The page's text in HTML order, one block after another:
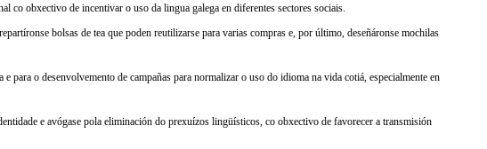
obxectivo de incentivar o uso da lingua galega en diferentes sectores sociais.
bolsas de tea que poden reutilizarse para varias compras e, por último, deseñáronse mochilas
o desenvolvemento de campañas para normalizar o uso do idioma na vida cotiá, especialmente en
e avógase pola eliminación do prexuízos lingüísticos, co obxectivo de favorecer a transmisión